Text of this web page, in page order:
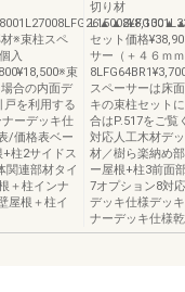
材※束柱スペ
入
束
合の内面デ
戸を利用する
ーデッキ仕
/価格表ベー
柱2サイドス
関連部材タイ
＋柱インナ
屋根＋柱イ
切り材
セット価格
サー（＋４６ｍ
スペーサーは床
キの束柱セット
合はP.517をご覧
対応人工木材デ
材／樹ら楽納め
ー屋根+柱3前面
7オプション8対
デッキ仕様デッ
ナーデッキ仕様